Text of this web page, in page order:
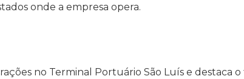
onde a empresa opera.
no Terminal Portuário São Luís e destaca